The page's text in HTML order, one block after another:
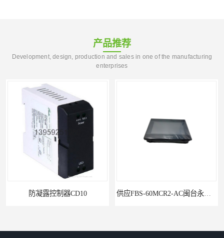
产品推荐
Development, design, production and sales in one of the manufacturing
enterprises